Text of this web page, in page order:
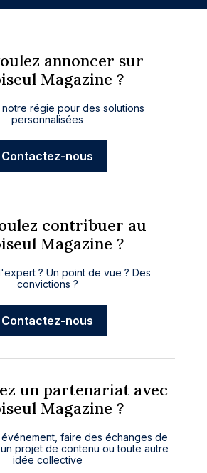
annoncer sur
Magazine ?
régie pour des solutions
personnalisées
Contactez-nous
contribuer au
Magazine ?
? Un point de vue ? Des
convictions ?
Contactez-nous
un partenariat avec
Magazine ?
faire des échanges de
projet de contenu ou toute autre
idée collective